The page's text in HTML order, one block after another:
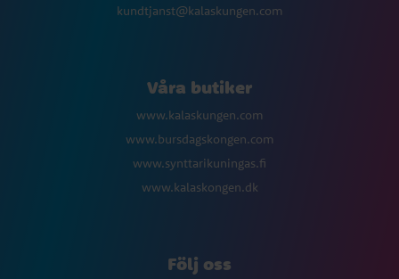
kundtjanst@kalaskungen.com
Våra butiker
www.kalaskungen.com
www.bursdagskongen.com
www.synttarikuningas.fi
www.kalaskongen.dk
Följ oss